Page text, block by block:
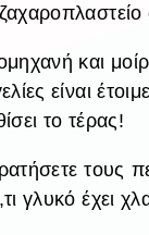
και
είναι
το τέρας!
τους
γλυκό έχει